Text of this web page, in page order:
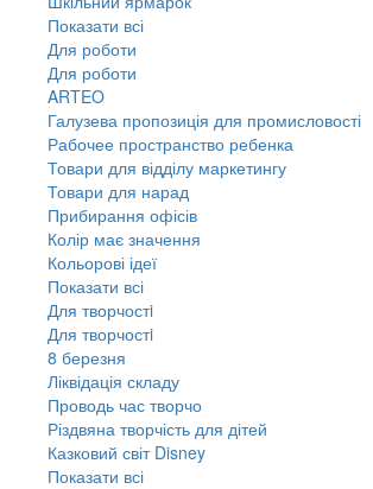
Показати всі
Для роботи
Для роботи
ARTEO
Галузева пропозиція для промисловості
Рабочее пространство ребенка
Товари для відділу маркетингу
Товари для нарад
Прибирання офісів
Колір має значення
Кольорові ідеї
Показати всі
Для творчостi
Для творчостi
8 березня
Ліквідація складу
Проводь час творчо
Різдвяна творчість для дітей
Казковий світ Disney
Показати всі